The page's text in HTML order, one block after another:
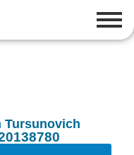
Tursunovich